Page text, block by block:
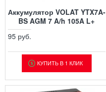
Аккумулятор VOLAT YTX7A-
BS AGM 7 A/h 105A L+
95 руб.
КУПИТЬ В 1 КЛИК